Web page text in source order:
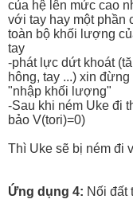
của hệ lên mức cao
với tay hay một phần
toàn bộ khối lượng
tay
-phát lực dứt khoát
hông, tay ...) xin
"nhập khối lượng"
-Sau khi ném Uke đi
bảo V(tori)=0)
Thì Uke sẽ bị ném đi
Ứng dụng 4: Nối đất